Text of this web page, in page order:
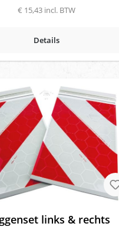
€ 15,43 incl. BTW
Details
links & rechts